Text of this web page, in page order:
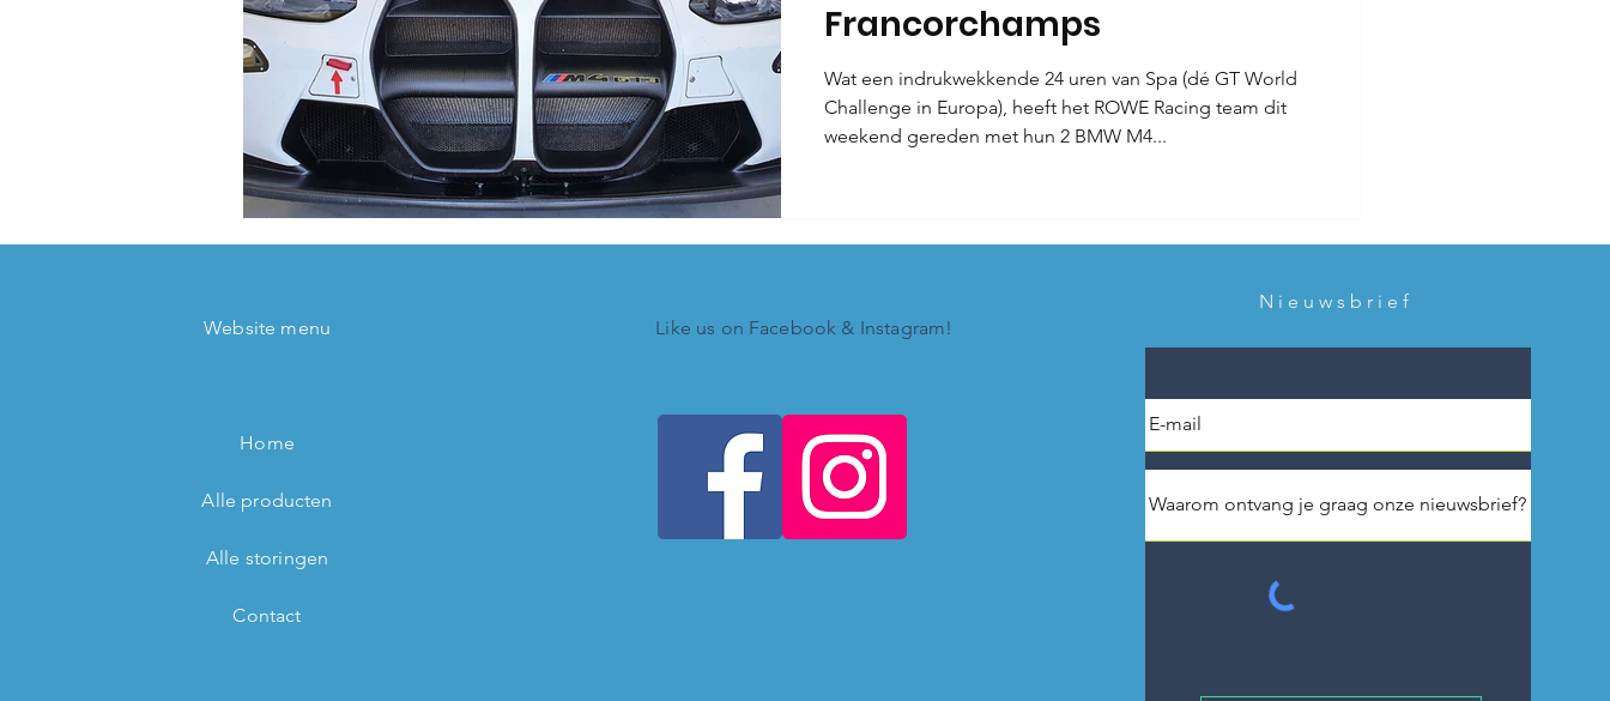
Francorchamps
Wat een indrukwekkende 24 uren van Spa (dé GT World
Challenge in Europa), heeft het ROWE Racing team dit
weekend gereden met hun 2 BMW M4...
Website menu
Home
Alle producten
Alle storingen
Contact
Like us on Facebook & Instagram!
Nieuwsbrief